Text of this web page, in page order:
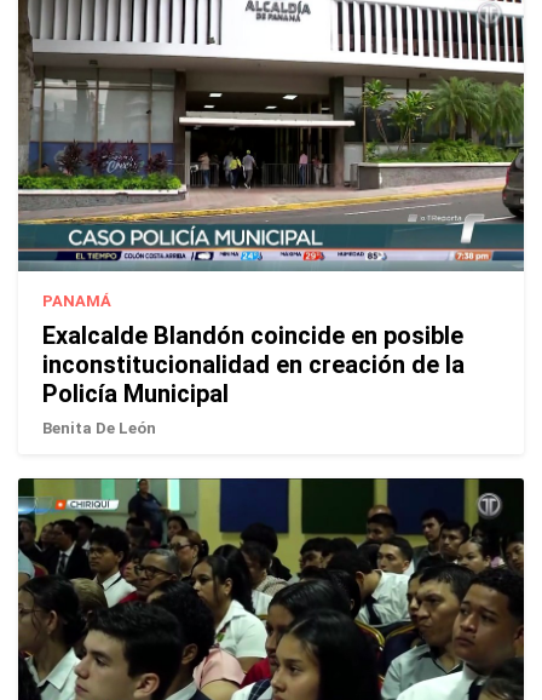
PANAMÁ
Exalcalde Blandón coincide en posible
inconstitucionalidad en creación de la
Policía Municipal
Benita De León